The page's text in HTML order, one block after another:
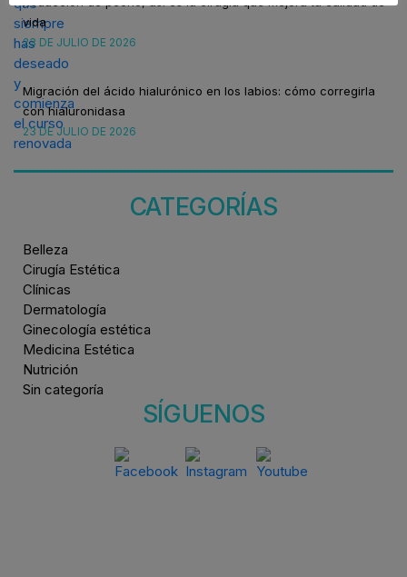
vida
23 DE JULIO DE 2026
Migración del ácido hialurónico en los labios: cómo corregirla
con hialuronidasa
23 DE JULIO DE 2026
CATEGORÍAS
Belleza
Cirugía Estética
Clínicas
Dermatología
Ginecología estética
Medicina Estética
Nutrición
Sin categoría
SÍGUENOS